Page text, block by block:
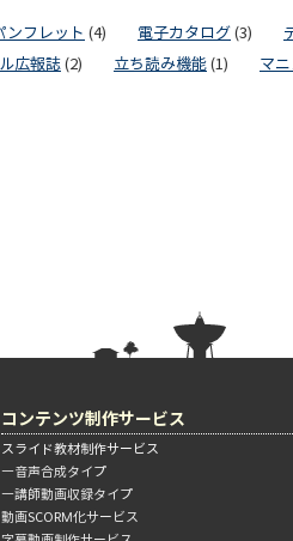
ンフレット (4) 電子カタログ (3)
広報誌(2) 立ち読み機能 (1) マ
コンテンツ制作サービス
スライド教材制作サービス
―音声合成タイプ
―講師動画収録タイプ
動画SCORM化サービス